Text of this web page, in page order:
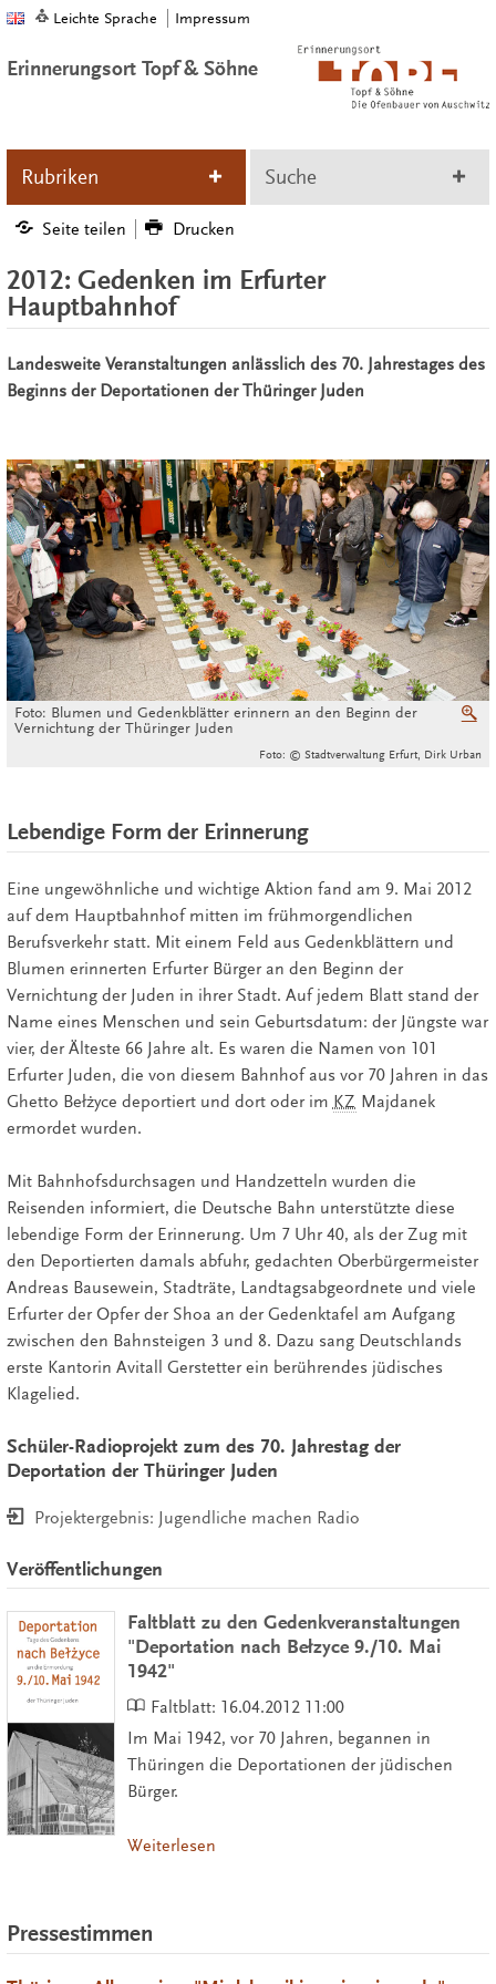
Leichte Sprache Impressum
Erinnerungsort Topf & Söhne
Rubriken Suche
Seite teilen Drucken
2012: Gedenken im Erfurter
Hauptbahnhof
Landesweite Veranstaltungen anlässlich des 70. Jahrestages des
Beginns der Deportationen der Thüringer Juden
Foto: Blumen und Gedenkblätter erinnern an den Beginn der
Vernichtung der Thüringer Juden
Foto: © Stadtverwaltung Erfurt, Dirk Urban
Lebendige Form der Erinnerung
Eine ungewöhnliche und wichtige Aktion fand am 9. Mai 2012
auf dem Hauptbahnhof mitten im frühmorgendlichen
Berufsverkehr statt. Mit einem Feld aus Gedenkblättern und
Blumen erinnerten Erfurter Bürger an den Beginn der
Vernichtung der Juden in ihrer Stadt. Auf jedem Blatt stand der
Name eines Menschen und sein Geburtsdatum: der Jüngste war
vier, der Älteste 66 Jahre alt. Es waren die Namen von 101
Erfurter Juden, die von diesem Bahnhof aus vor 70 Jahren in das
Ghetto Bełżyce deportiert und dort oder im KZ Majdanek
ermordet wurden.
Mit Bahnhofsdurchsagen und Handzetteln wurden die
Reisenden informiert, die Deutsche Bahn unterstützte diese
lebendige Form der Erinnerung. Um 7 Uhr 40, als der Zug mit
den Deportierten damals abfuhr, gedachten Oberbürgermeister
Andreas Bausewein, Stadträte, Landtagsabgeordnete und viele
Erfurter der Opfer der Shoa an der Gedenktafel am Aufgang
zwischen den Bahnsteigen 3 und 8. Dazu sang Deutschlands
erste Kantorin Avitall Gerstetter ein berührendes jüdisches
Klagelied.
Schüler-Radioprojekt zum des 70. Jahrestag der
Deportation der Thüringer Juden
Projektergebnis: Jugendliche machen Radio
Veröffentlichungen
Faltblatt zu den Gedenkveranstaltungen
"Deportation nach Bełzyce 9./10. Mai
1942"
Faltblatt: 16.04.2012 11:00
Im Mai 1942, vor 70 Jahren, begannen in
Thüringen die Deportationen der jüdischen
Bürger.
Weiterlesen
Pressestimmen